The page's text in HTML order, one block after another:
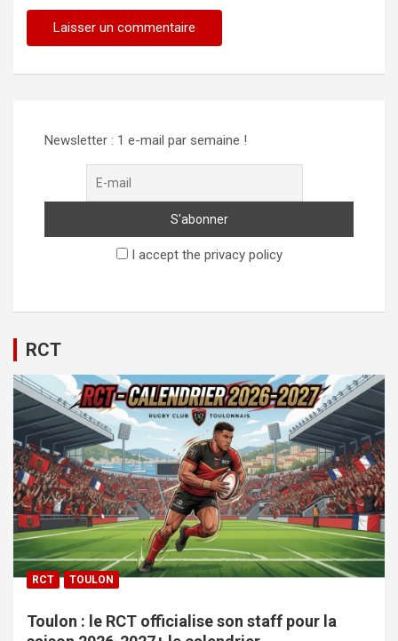
Newsletter : 1 e-mail par semaine !
I accept the privacy policy
RCT
RCT TOULON
Toulon : le RCT officialise son staff pour la